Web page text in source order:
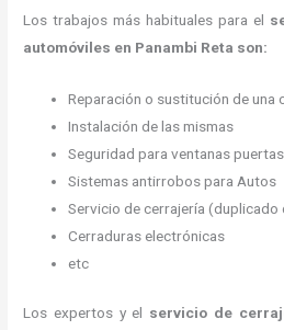
Los trabajos más habituales para el
automóviles en Panambi Reta son:
Reparación o sustitución de una
Instalación de las mismas
Seguridad para ventanas
Sistemas antirrobos para Autos
Servicio de cerrajería (duplicado
Cerraduras electrónicas
etc
Los expertos y el servicio de